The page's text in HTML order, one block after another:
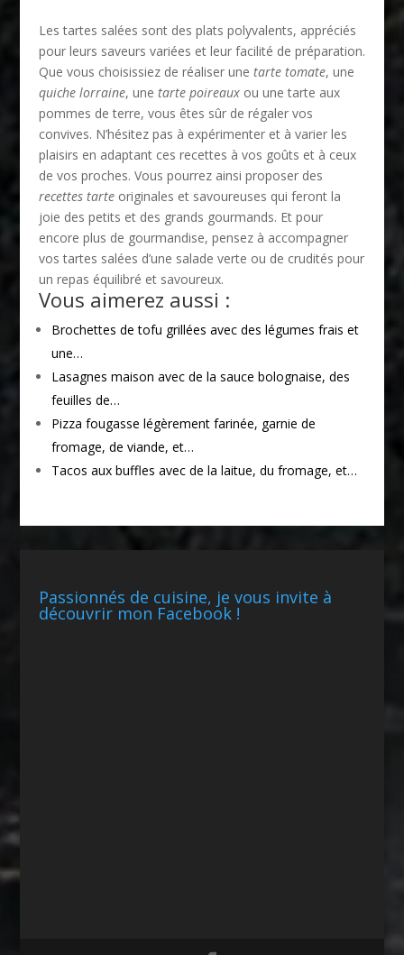
Les tartes salées sont des plats polyvalents, appréciés
pour leurs saveurs variées et leur facilité de préparation.
Que vous choisissiez de réaliser une tarte tomate, une
quiche lorraine, une tarte poireauxou une tarte aux
pommes de terre, vous êtes sûr de régaler vos
convives. N’hésitez pas à expérimenter et à varier les
plaisirs en adaptant ces recettes à vos goûts et à ceux
de vos proches. Vous pourrez ainsi proposer des
recettes tarteoriginales et savoureuses qui feront la
joie des petits et des grands gourmands. Et pour
encore plus de gourmandise, pensez à accompagner
vos tartes salées d’une salade verte ou de crudités pour
un repas équilibré et savoureux.
Vous aimerez aussi :
Brochettes de tofu grillées avec des légumes frais et
une…
Lasagnes maison avec de la sauce bolognaise, des
feuilles de…
Pizza fougasse légèrement farinée, garnie de
fromage, de viande, et…
Tacos aux buffles avec de la laitue, du fromage, et…
Passionnés de cuisine, je vous invite à
découvrir mon Facebook !